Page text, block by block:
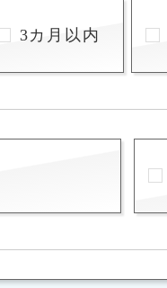
3カ月以内